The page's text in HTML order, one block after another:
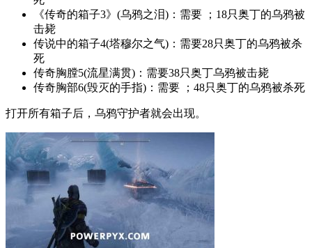
《传奇的箱子3》(乌鸦之泪)：需要 ；18只奥丁的乌鸦被
击毙
传说中的箱子4(塔穆尔之气)：需要28只奥丁的乌鸦被杀
死
传奇胸膛5(流星满贯)：需要38只奥丁乌鸦被击毙
传奇胸部6(毁灭的手指)：需要 ；48只奥丁的乌鸦被杀死
打开所有箱子后，乌鸦守护者就会出现。